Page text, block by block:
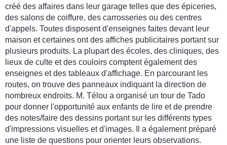
créé des affaires dans leur garage telles que des épiceries,
des salons de coiffure, des carrosseries ou des centres
d'appels. Toutes disposent d'enseignes faites devant leur
maison et certaines ont des affiches publicitaires portant sur
plusieurs produits. La plupart des écoles, des cliniques, des
lieux de culte et des couloirs comptent également des
enseignes et des tableaux d'affichage. En parcourant les
routes, on trouve des panneaux indiquant la direction de
nombreux endroits. M. Télou a organisé un tour de Tado
pour donner l'opportunité aux enfants de lire et de prendre
des notes/faire des dessins portant sur les différents types
d'impressions visuelles et d'images. Il a également préparé
une liste de questions pour orienter leurs observations.